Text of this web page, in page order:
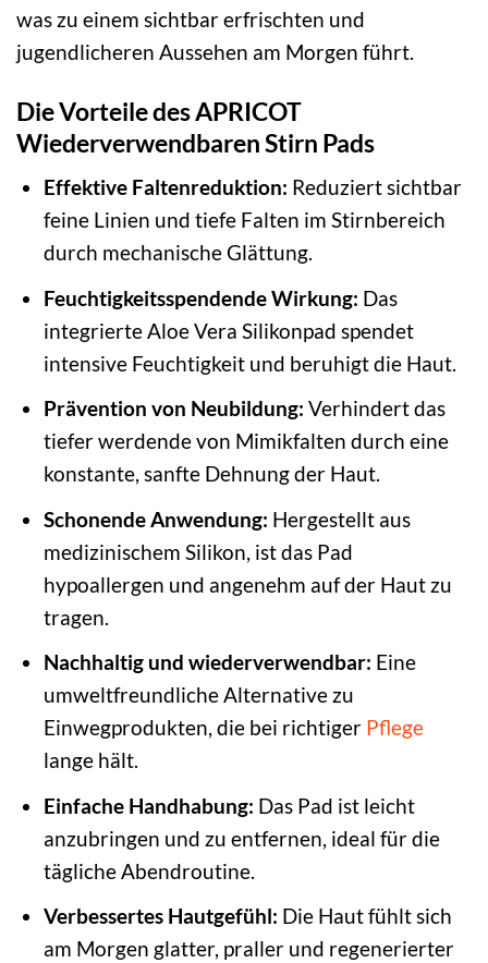
was zu einem sichtbar erfrischten und
jugendlicheren Aussehen am Morgen führt.
Die Vorteile des APRICOT
Wiederverwendbaren Stirn Pads
Effektive Faltenreduktion: Reduziert sichtbar
feine Linien und tiefe Falten im Stirnbereich
durch mechanische Glättung.
Feuchtigkeitsspendende Wirkung: Das
integrierte Aloe Vera Silikonpad spendet
intensive Feuchtigkeit und beruhigt die Haut.
Prävention von Neubildung: Verhindert das
tiefer werdende von Mimikfalten durch eine
konstante, sanfte Dehnung der Haut.
Schonende Anwendung: Hergestellt aus
medizinischem Silikon, ist das Pad
hypoallergen und angenehm auf der Haut zu
tragen.
Nachhaltig und wiederverwendbar: Eine
umweltfreundliche Alternative zu
Einwegprodukten, die bei richtiger Pflege
lange hält.
Einfache Handhabung: Das Pad ist leicht
anzubringen und zu entfernen, ideal für die
tägliche Abendroutine.
Verbessertes Hautgefühl: Die Haut fühlt sich
am Morgen glatter, praller und regenerierter